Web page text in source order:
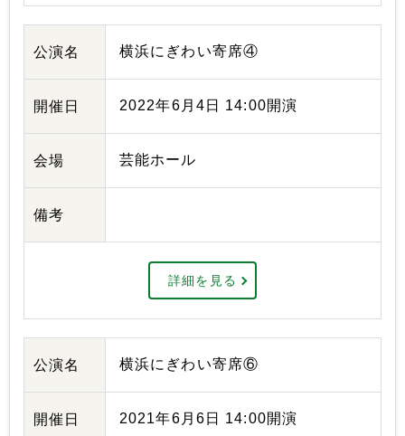
公演名 横浜にぎわい寄席④
開催日 2022年6月4日 14:00開演
会場 芸能ホール
備考
詳細を見る
公演名 横浜にぎわい寄席⑥
開催日 2021年6月6日 14:00開演